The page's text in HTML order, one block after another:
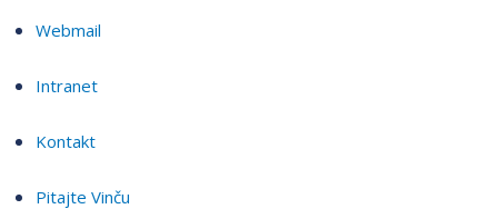
Webmail
Intranet
Kontakt
Pitajte Vinču